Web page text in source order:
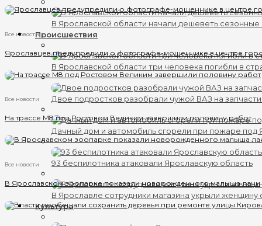
В Ярославской области начали дешеветь
Происшествия
В Ярославской области три человека погибли в
Двое подростков разобрали чужой ВАЗ на
Дачный дом и автомобиль сгорели при пожаре под
93 беспилотника атаковали Ярославскую область
В Ярославле сотрудники магазина укрыли
Культура
Все новости
Ярославцев предупредили о фотографе-мошеннике в центре
Все новости
На трассе М8 под Ростовом Великим завершили половину работ
Все новости
В Ярославском зоопарке показали новорожденного малыша лани